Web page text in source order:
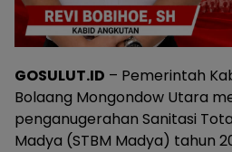
GOSULUT.ID – Pemerintah
Bolaang Mongondow Utara
penganugerahan Sanitasi
Madya (STBM Madya) tahun